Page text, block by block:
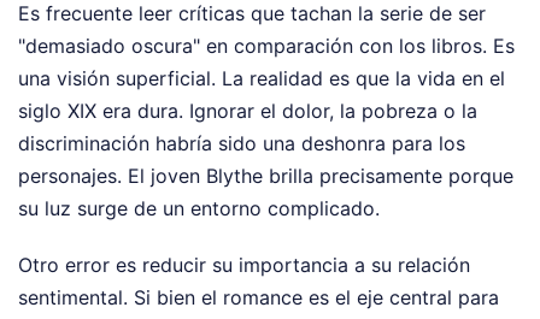
Es frecuente leer críticas que tachan la serie de ser
"demasiado oscura" en comparación con los libros. Es
una visión superficial. La realidad es que la vida en el
siglo XIX era dura. Ignorar el dolor, la pobreza o la
discriminación habría sido una deshonra para los
personajes. El joven Blythe brilla precisamente porque
su luz surge de un entorno complicado.
Otro error es reducir su importancia a su relación
sentimental. Si bien el romance es el eje central para